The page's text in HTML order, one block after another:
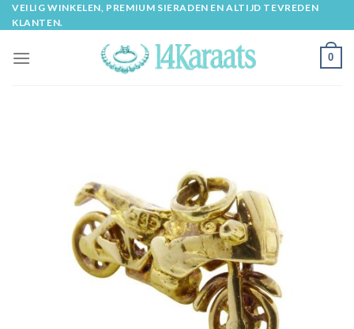
Skip
to
VEILIG WINKELEN, PREMIUM SIERADEN EN ALTIJD TEVREDEN
KLANTEN.
0